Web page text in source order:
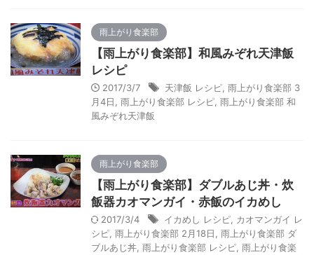
雨上がり食楽部
【雨上がり食楽部】和風みぞれ天津飯
レシピ
2017/3/7 天津飯 レシピ 雨上がり食楽部 3
月4日
雨上がり食楽部 レシピ 雨上がり食楽部 和
風みぞれ天津飯
雨上がり食楽部
【雨上がり食楽部】ダブルあじ丼・炊
飯器カオマンガイ・赤飯のイカめし
2017/3/4 イカめし レシピ
カオマンガイ レ
シピ 雨上がり食楽部 2月18日
雨上がり食楽部 ダ
ブルあじ丼 雨上がり食楽部 レシピ 雨上がり食楽